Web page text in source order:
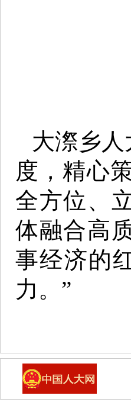
大漈乡
度，精心
全方位、
体融合高
事经济的
力。”